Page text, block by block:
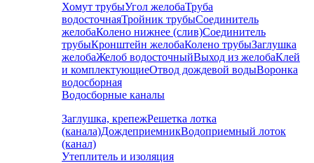
Хомут трубыУгол желобаТруба
водосточнаяТройник трубыСоединитель
желобаКолено нижнее (слив)Соединитель
трубыКронштейн желобаКолено трубыЗаглушка
желобаЖелоб водосточныйВыход из желобаКлей
и комплектующиеОтвод дождевой водыВоронка
водосборная
Водосборные каналы
Заглушка, крепежРешетка лотка
(канала)ДождеприемникВодоприемный лоток
(канал)
Утеплитель и изоляция